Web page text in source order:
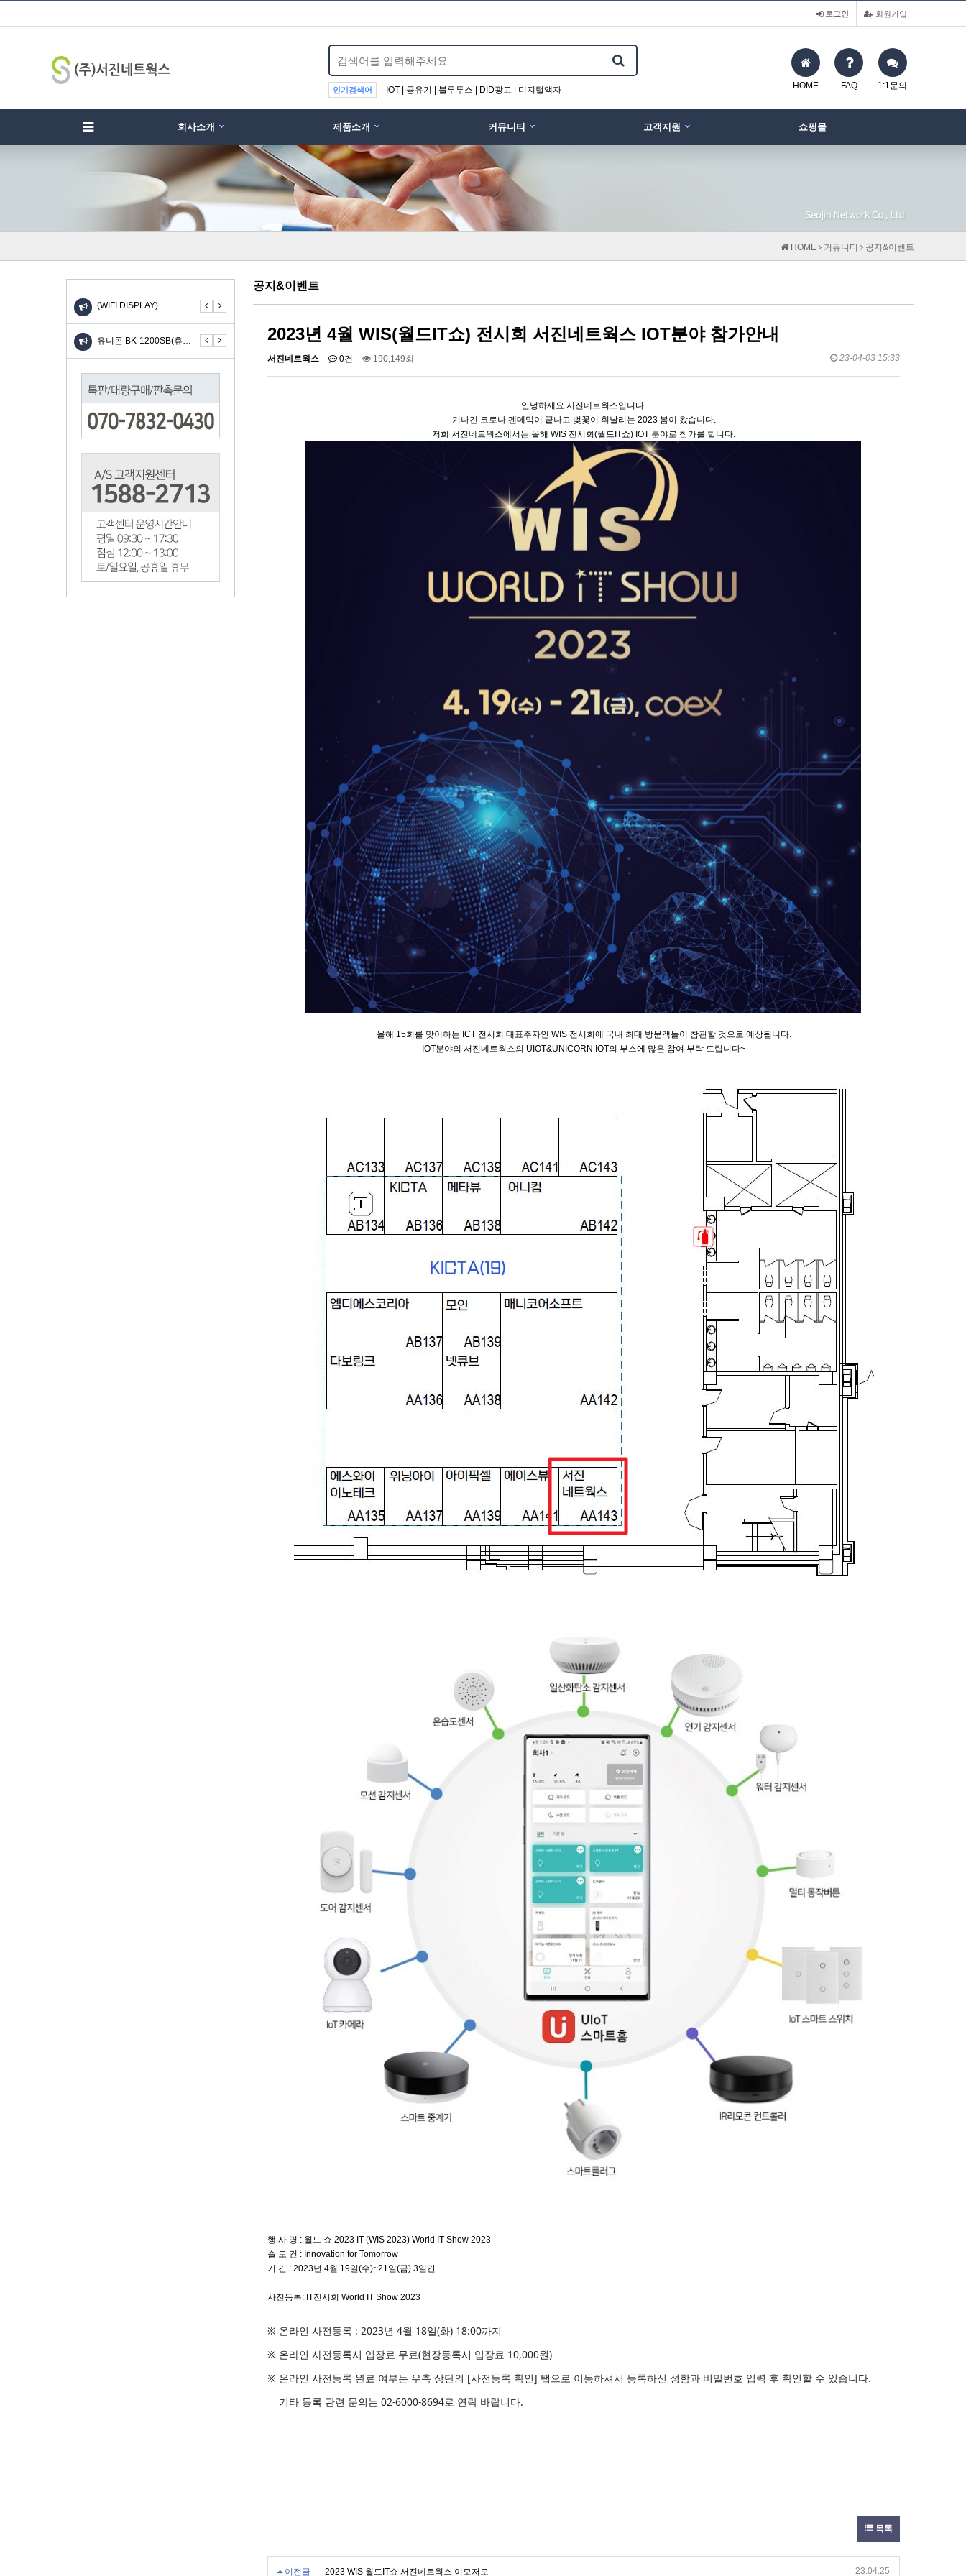
회원가입
로그인
인기검색어 IOT | 공유기 | 블루투스 | DID광고 | 디지털액자 HOME FAQ 1:1문의
회사소개
제품소개
커뮤니티
고객지원
쇼핑몰
HOME 커뮤니티 공지&이벤트
공지&이벤트
2023년 4월 WIS(월드IT쇼) 전시회 서진네트웍스 IOT분야 참가안내
서진네트웍스 0건 190,149회 23-04-03 15:33
안녕하세요 서진네트웍스입니다.
기나긴 코로나 펜데믹이 끝나고 벚꽃이 휘날리는 2023 봄이 왔습니다.
저희 서진네트웍스에서는 올해 WIS 전시회(월드IT쇼) IOT 분야로 참가를 합니다.
올해 15회를 맞이하는 ICT 전시회 대표주자인 WIS 전시회에 국내 최대 방문객들이 참관할 것으로 예상됩니다.
IOT분야의 서진네트웍스의 UIOT&UNICORN IOT의 부스에 많은 참여 부탁 드립니다~
행 사 명 : 월드 쇼 2023 IT (WIS 2023) World IT Show 2023
슬 로 건 : Innovation for Tomorrow
기 간 : 2023년 4월 19일(수)~21일(금) 3일간
사전등록: IT전시회 World IT Show 2023
※ 온라인 사전등록 : 2023년 4월 18일(화) 18:00까지
※ 온라인 사전등록시 입장료 무료(현장등록시 입장료 10,000원)
※ 온라인 사전등록 완료 여부는 우측 상단의 [사전등록 확인] 탭으로 이동하셔서 등록하신 성함과 비밀번호 입력 후 확인할 수 있습니다.
기타 등록 관련 문의는 02-6000-8694로 연락 바랍니다.
목록
이전글 2023 WIS 월드IT쇼 서진네트웍스 이모저모 23.04.25
UIOT스마트홈 안드로이드 … (WIFI DISPLAY) … KW-310SL 고속 무선충… UIOT스마트홈 안드로이드 … (WIFI DISPLAY) …
콘 TH-601C(6IN… 유니콘 BK-1200SB(휴… 유니콘 BK-1200SB(휴… 유니콘 TH-601C(6IN… 유니콘 BK-1200SB(휴…